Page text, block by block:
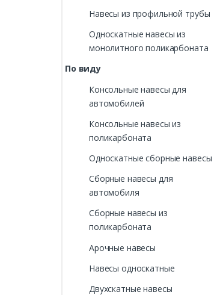
Навесы из профильной трубы
Односкатные навесы из
монолитного поликарбоната
По виду
Консольные навесы для
автомобилей
Консольные навесы из
поликарбоната
Односкатные сборные навесы
Сборные навесы для
автомобиля
Сборные навесы из
поликарбоната
Арочные навесы
Навесы односкатные
Двухскатные навесы